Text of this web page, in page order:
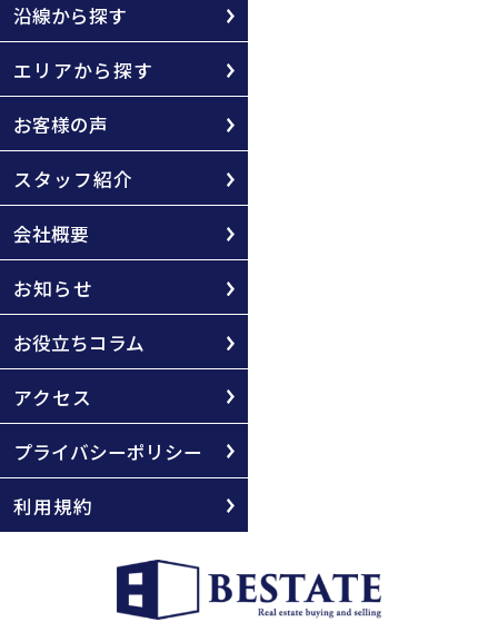
沿線から探す
エリアから探す
お客様の声
スタッフ紹介
会社概要
お知らせ
お役立ちコラム
アクセス
プライバシーポリシー
利用規約